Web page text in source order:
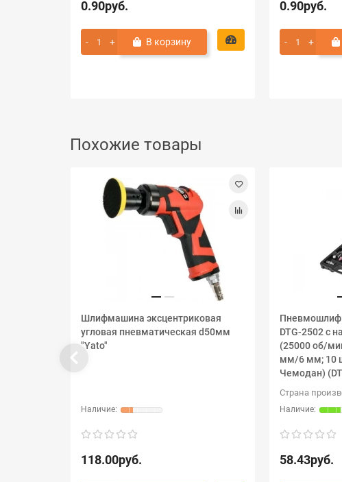
0.90руб.
В корзину
0.90руб.
Похожие товары
Шлифмашина эксцентриковая
угловая пневматическая d50мм
"Yato"
118.00руб.
DTG-2502 с
(25000 об/
мм/6 мм; 10
Чемодан)
Страна
58.43руб.